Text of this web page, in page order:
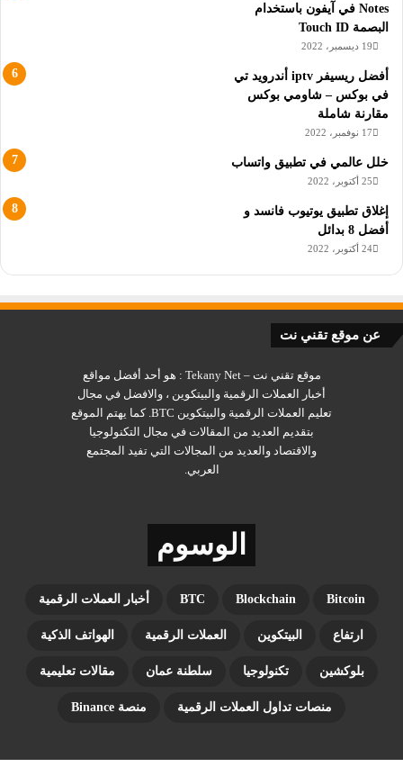
Notes في آيفون باستخدام
البصمة Touch ID
19 ديسمبر، 2022
أفضل ريسيفر iptv أندرويد تي
في بوكس – شاومي بوكس
مقارنة شاملة
17 نوفمبر، 2022
خلل عالمي في تطبيق واتساب
25 أكتوبر، 2022
إغلاق تطبيق يوتيوب فانسد و
أفضل 8 بدائل
24 أكتوبر، 2022
عن موقع تقني نت
موقع تقني نت – Tekany Net : هو أحد أفضل مواقع
أخبار العملات الرقمية والبيتكوين ، والافضل في مجال
تعليم العملات الرقمية والبيتكوين BTC. كما يهتم الموقع
بتقديم العديد من المقالات في مجال التكنولوجيا
والاقتصاد والعديد من المجالات التي تفيد المجتمع
العربي.
الوسوم
Bitcoin
Blockchain
BTC أخبار العملات الرقمية
ارتفاع البيتكوين العملات الرقمية الهواتف الذكية
بلوكشين تكنولوجيا سلطنة عمان مقالات تعليمية
منصات تداول العملات الرقمية منصة Binance